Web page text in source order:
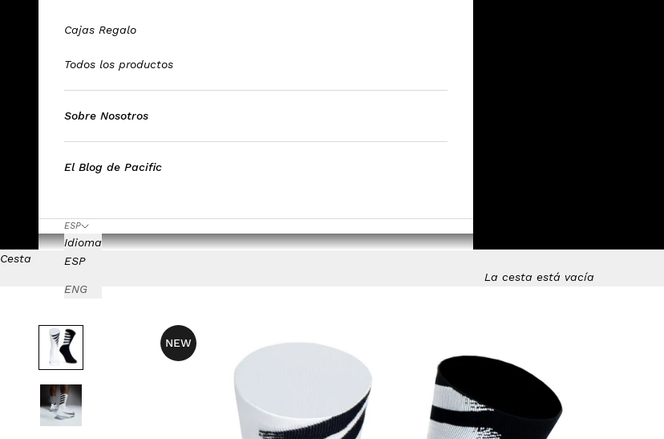
Cajas Regalo
Todos los productos
Sobre Nosotros
El Blog de Pacific
ESP
Idioma
ESP
ENG
Cesta
La cesta está vacía
NEW